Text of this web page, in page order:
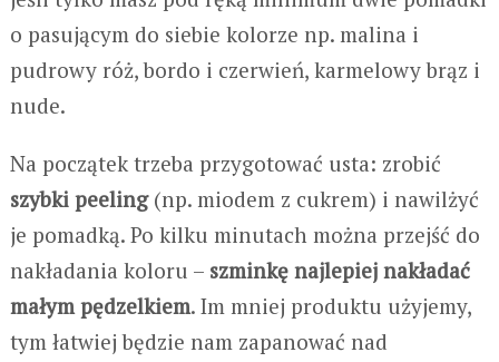
o pasującym do siebie kolorze np. malina i
pudrowy róż, bordo i czerwień, karmelowy brąz i
nude.
Na początek trzeba przygotować usta: zrobić
szybki peeling(np. miodem z cukrem) i nawilżyć
je pomadką. Po kilku minutach można przejść do
nakładania koloru – szminkę najlepiej nakładać
małym pędzelkiem. Im mniej produktu użyjemy,
tym łatwiej będzie nam zapanować nad